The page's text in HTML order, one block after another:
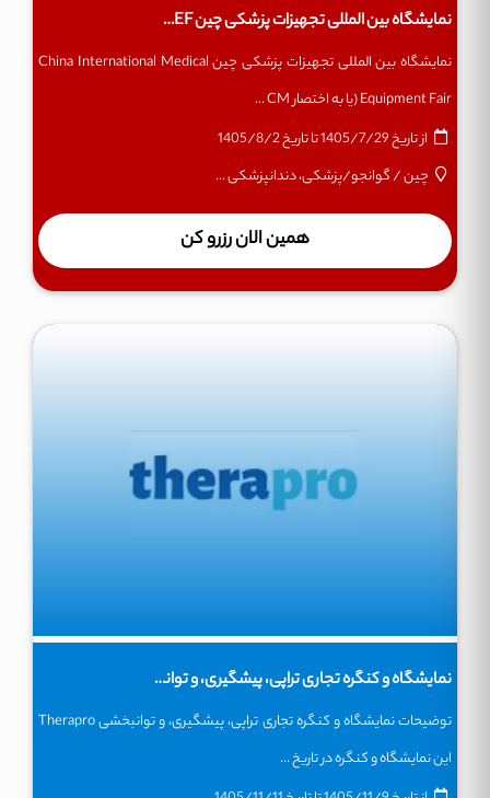
کشف فناوری‌های انقلابی
ارتباط با رهبران بین‌المللی مراقبت‌های بهداشتی
استفاده از تجربیات متخصصان و پیشگامان این
صنعت
نمایشگاه بین المللی تجهیزات پزشکی چین CMEF
نمایشگاه بین المللی تجهیزات پزشکی چین China International Medical
Equipment Fair (یا به اختصار CM ...
از تاریخ1405/7/29تا تاریخ1405/8/2
چین/گوانجو/پزشکی، دندانپزشکی ...
همین الان رزرو کن
نمایشگاه و کنگره تجاری تراپی، پیشگیری، و توانبخشی Therapro
توضیحات نمایشگاه و کنگره تجاری تراپی، پیشگیری، و توانبخشی Therapro
این نمایشگاه و کنگره در تاریخ ...